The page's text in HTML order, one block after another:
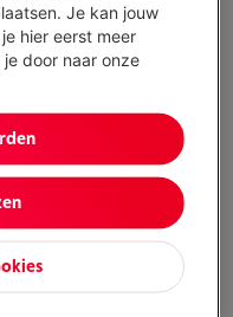
Je kan jouw
hier eerst meer
door naar onze